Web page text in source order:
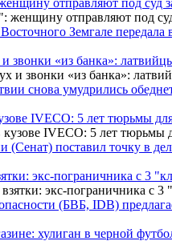
отправляют под суд
Земгале передала
звонки «из банка»:
снова умудрились
IVECO: 5 лет тюрьмы
(Сенат) поставил точку в
экс-пограничника с 3
(БВБ, IDB)
хулиган в черной